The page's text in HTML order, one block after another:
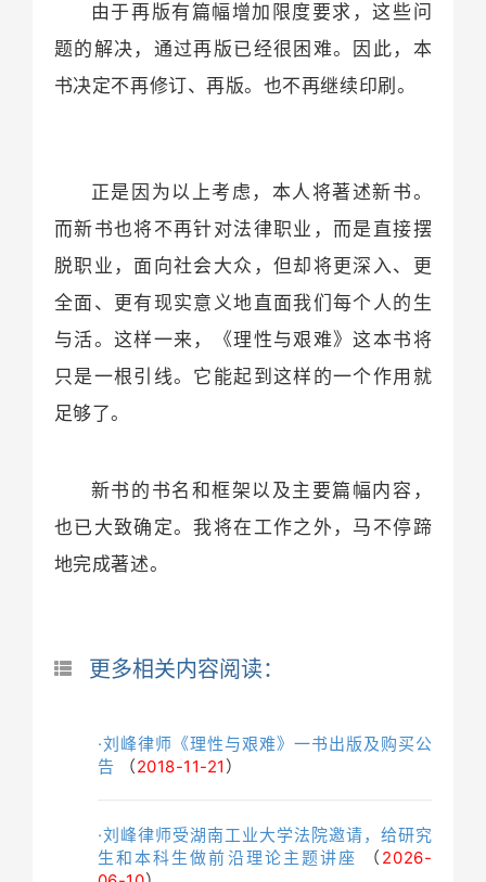
由于再版有篇幅增加限度要求，这些问
题的解决，通过再版已经很困难。因此，本
书决定不再修订、再版。也不再继续印刷。
正是因为以上考虑，本人将著述新书。
而新书也将不再针对法律职业，而是直接摆
脱职业，面向社会大众，但却将更深入、更
全面、更有现实意义地直面我们每个人的生
与活。这样一来，《理性与艰难》这本书将
只是一根引线。它能起到这样的一个作用就
足够了。
新书的书名和框架以及主要篇幅内容，
也已大致确定。我将在工作之外，马不停蹄
地完成著述。
更多相关内容阅读：
·刘峰律师《理性与艰难》一书出版及购买公
告 （2018-11-21 ）
·刘峰律师受湖南工业大学法院邀请，给研究
生和本科生做前沿理论主题讲座
（ 2026-